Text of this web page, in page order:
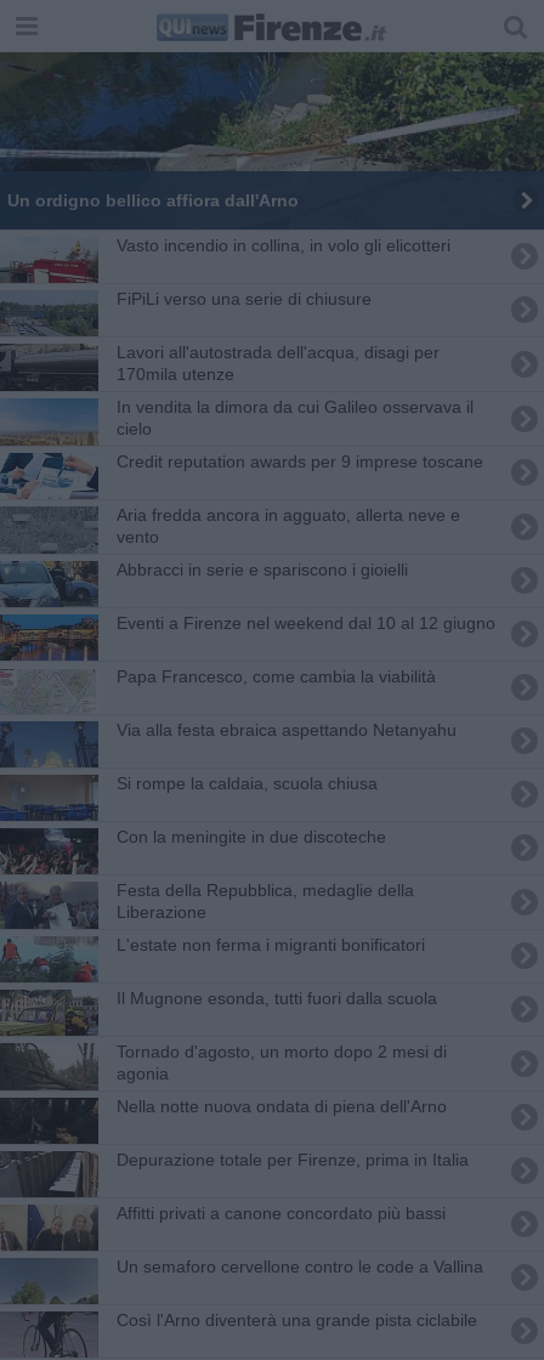
Un ordigno bellico affiora dall'Arno
Vasto incendio in collina, in volo gli elicotteri
FiPiLi verso una serie di chiusure
Lavori all'autostrada dell'acqua, disagi per
170mila utenze
In vendita la dimora da cui Galileo osservava il
cielo
Credit reputation awards per 9 imprese toscane
Aria fredda ancora in agguato, allerta neve e
vento
Abbracci in serie e spariscono i gioielli
Eventi a Firenze nel weekend dal 10 al 12 giugno
Papa Francesco, come cambia la viabilità
Via alla festa ebraica aspettando Netanyahu
Si rompe la caldaia, scuola chiusa
Con la meningite in due discoteche
Festa della Repubblica, medaglie della
Liberazione
L'estate non ferma i migranti bonificatori
Il Mugnone esonda, tutti fuori dalla scuola
Tornado d'agosto, un morto dopo 2 mesi di
agonia
Nella notte nuova ondata di piena dell'Arno
Depurazione totale per Firenze, prima in Italia
Affitti privati a canone concordato più bassi
Un semaforo cervellone contro le code a Vallina
Così l'Arno diventerà una grande pista ciclabile